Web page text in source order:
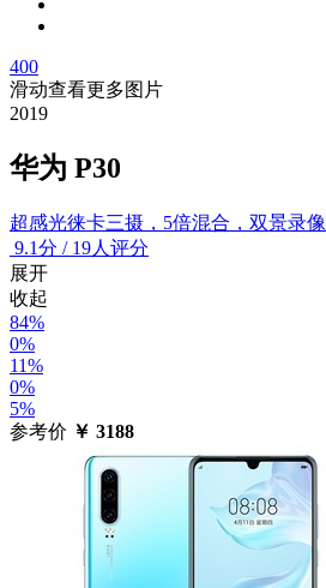
400
滑动查看更多图片
2019
华为 P30
超感光徕卡三摄，5倍混合，双景录像
9.1分 / 19人评分
展开
收起
84%
0%
11%
0%
5%
参考价 ￥ 3188